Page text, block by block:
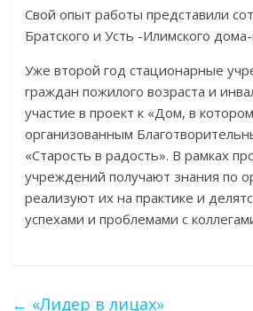
Свой опыт работы представили
Братского и Усть -Илимского
Уже второй год стационарные
граждан пожилого возраста и
участие в проект к «Дом, в
организованным
«Старость в радость». В рамках
учреждений получают знания по
реализуют их на практике и
успехами и проблемами с
← «Лидер в лицах»